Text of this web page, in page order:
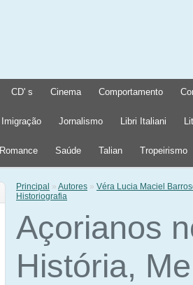
CD' s Cinema Comportamento
Imigração Jornalismo Libri Italiani
Romance Saúde Talian Tropeirismo
Principal » Autores » Véra Lucia Maciel
Historiografia
Açorianos
História,